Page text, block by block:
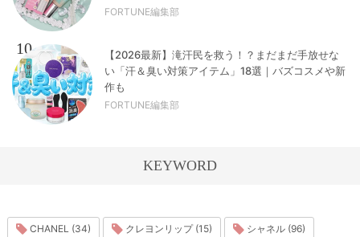
FORTUNE編集部
10
【2026最新】滝汗民を救う！？まだまだ手放せな
い「汗＆臭い対策アイテム」18選｜バズコスメや新
作も
FORTUNE編集部
KEYWORD
CHANEL (34) クレヨンリップ (15) シャネル (96)